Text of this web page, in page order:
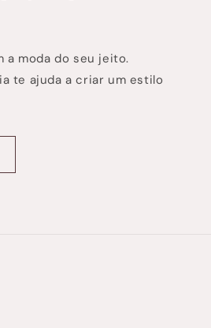
a moda do seu jeito.
te ajuda a criar um estilo